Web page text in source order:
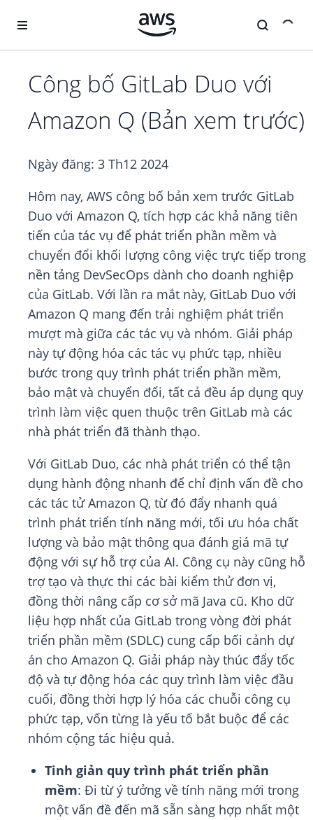
Công bố GitLab Duo với
Amazon Q (Bản xem trước)
Ngày đăng: 3 Th12 2024
Hôm nay, AWS công bố bản xem trước GitLab
Duo với Amazon Q, tích hợp các khả năng tiên
tiến của tác vụ để phát triển phần mềm và
chuyển đổi khối lượng công việc trực tiếp trong
nền tảng DevSecOps dành cho doanh nghiệp
của GitLab. Với lần ra mắt này, GitLab Duo với
Amazon Q mang đến trải nghiệm phát triển
mượt mà giữa các tác vụ và nhóm. Giải pháp
này tự động hóa các tác vụ phức tạp, nhiều
bước trong quy trình phát triển phần mềm,
bảo mật và chuyển đổi, tất cả đều áp dụng quy
trình làm việc quen thuộc trên GitLab mà các
nhà phát triển đã thành thạo.
Với GitLab Duo, các nhà phát triển có thể tận
dụng hành động nhanh để chỉ định vấn đề cho
các tác tử Amazon Q, từ đó đẩy nhanh quá
trình phát triển tính năng mới, tối ưu hóa chất
lượng và bảo mật thông qua đánh giá mã tự
động với sự hỗ trợ của AI. Công cụ này cũng hỗ
trợ tạo và thực thi các bài kiểm thử đơn vị,
đồng thời nâng cấp cơ sở mã Java cũ. Kho dữ
liệu hợp nhất của GitLab trong vòng đời phát
triển phần mềm (SDLC) cung cấp bối cảnh dự
án cho Amazon Q. Giải pháp này thúc đẩy tốc
độ và tự động hóa các quy trình làm việc đầu
cuối, đồng thời hợp lý hóa các chuỗi công cụ
phức tạp, vốn từng là yếu tố bắt buộc để các
nhóm cộng tác hiệu quả.
Tinh giản quy trình phát triển phần
mềm: Đi từ ý tưởng về tính năng mới trong
một vấn đề đến mã sẵn sàng hợp nhất một